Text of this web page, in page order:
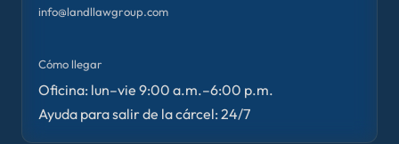
info@landllawgroup.com
Cómo llegar
Oficina: lun–vie 9:00 a.m.–6:00 p.m.
Ayuda para salir de la cárcel: 24/7